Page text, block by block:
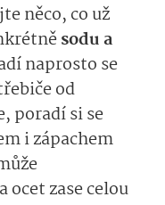
něco, co už
sodu a
naprosto se
od
poradí si se
i zápachem
zase celou